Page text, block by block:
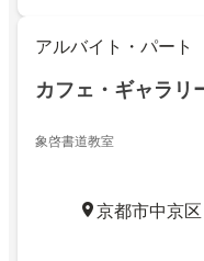
アルバイト・パート
カフェ・ギャラリ
象啓書道教室
京都市中京